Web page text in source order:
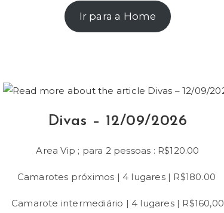
Ir para a Home
Divas – 12/09/2026
Area Vip ; para 2 pessoas : R$120.00
Camarotes próximos | 4 lugares | R$180.00
Camarote intermediário | 4 lugares | R$160,00